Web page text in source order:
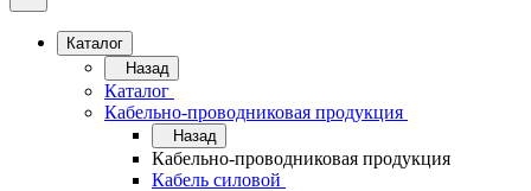
Каталог
Назад
Каталог
Кабельно-проводниковая продукция
Назад
Кабельно-проводниковая продукция
Кабель силовой